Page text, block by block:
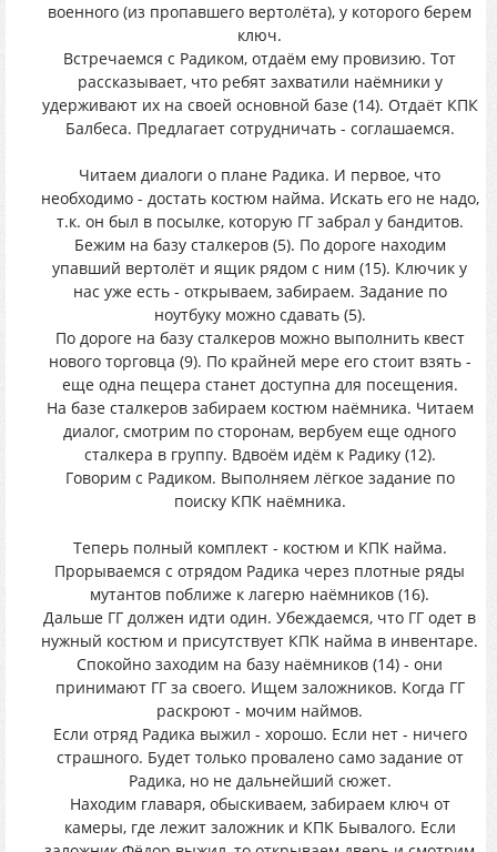
военного (из пропавшего вертолёта), у которого берем
ключ.
Встречаемся с Радиком, отдаём ему провизию. Тот
рассказывает, что ребят захватили наёмники у
удерживают их на своей основной базе (14). Отдаёт КПК
Балбеса. Предлагает сотрудничать - соглашаемся.
Читаем диалоги о плане Радика. И первое, что
необходимо - достать костюм найма. Искать его не надо,
т.к. он был в посылке, которую ГГ забрал у бандитов.
Бежим на базу сталкеров (5). По дороге находим
упавший вертолёт и ящик рядом с ним (15). Ключик у
нас уже есть - открываем, забираем. Задание по
ноутбуку можно сдавать (5).
По дороге на базу сталкеров можно выполнить квест
нового торговца (9). По крайней мере его стоит взять -
еще одна пещера станет доступна для посещения.
На базе сталкеров забираем костюм наёмника. Читаем
диалог, смотрим по сторонам, вербуем еще одного
сталкера в группу. Вдвоём идём к Радику (12).
Говорим с Радиком. Выполняем лёгкое задание по
поиску КПК наёмника.
Теперь полный комплект - костюм и КПК найма.
Прорываемся с отрядом Радика через плотные ряды
мутантов поближе к лагерю наёмников (16).
Дальше ГГ должен идти один. Убеждаемся, что ГГ одет в
нужный костюм и присутствует КПК найма в инвентаре.
Спокойно заходим на базу наёмников (14) - они
принимают ГГ за своего. Ищем заложников. Когда ГГ
раскроют - мочим наймов.
Если отряд Радика выжил - хорошо. Если нет - ничего
страшного. Будет только провалено само задание от
Радика, но не дальнейший сюжет.
Находим главаря, обыскиваем, забираем ключ от
камеры, где лежит заложник и КПК Бывалого. Если